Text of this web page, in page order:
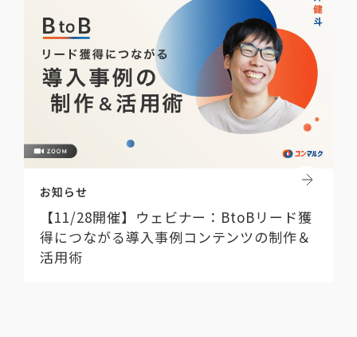
お知らせ
【11/28開催】ウェビナー：BtoBリード獲
得につながる導入事例コンテンツの制作＆
活用術